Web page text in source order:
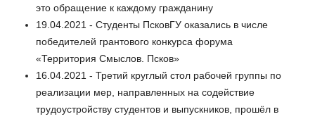
это обращение к каждому гражданину
19.04.2021 - Студенты ПсковГУ оказались в числе
победителей грантового конкурса форума
«Территория Смыслов. Псков»
16.04.2021 - Третий круглый стол рабочей группы по
реализации мер, направленных на содействие
трудоустройству студентов и выпускников, прошёл в